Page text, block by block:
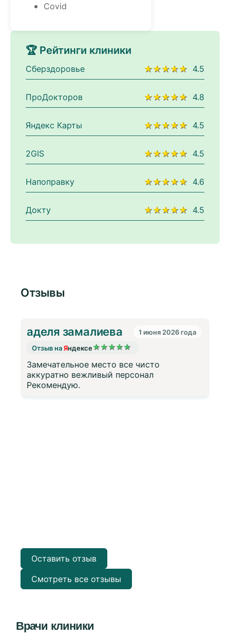
Covid
🏆 Рейтинги клиники
Сберздоровье ★★★★★ 4.5
ПроДокторов ★★★★★ 4.8
Яндекс Карты ★★★★★ 4.5
2GIS ★★★★★ 4.5
Напоправку ★★★★★ 4.6
Докту ★★★★★ 4.5
Отзывы
аделя замалиева
Отзыв наЯндексе★★★★★
1 июня 2026 года
Замечательное место все чисто
аккуратно вежливый персонал
Рекомендую.
Оставить отзыв
Смотреть все отзывы
Врачи клиники